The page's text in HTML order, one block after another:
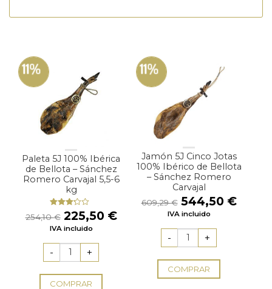
11%
Paleta 5J 100% Ibérica
de Bellota – Sánchez
Romero Carvajal 5,5-6
kg
Valorado
con
3.00
254,10€ El
precio
era:
254,10 €.
225,50 €El
225,50 €.
IVA incluido
COMPRAR
11%
Jamón 5J Cinco Jotas
100% Ibérico de Bellota
– Sánchez Romero
Carvajal
609,29€ El
precio
era:
609,29 €.
544,50 €El
IVA incluido
COMPRAR